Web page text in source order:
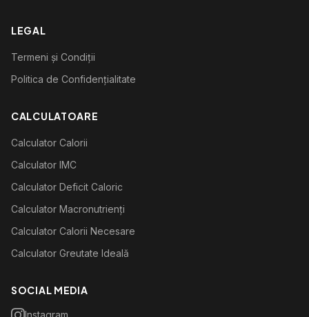
LEGAL
Termeni și Condiții
Politica de Confidențialitate
CALCULATOARE
Calculator Calorii
Calculator IMC
Calculator Deficit Caloric
Calculator Macronutrienți
Calculator Calorii Necesare
Calculator Greutate Ideală
SOCIAL MEDIA
Instagram